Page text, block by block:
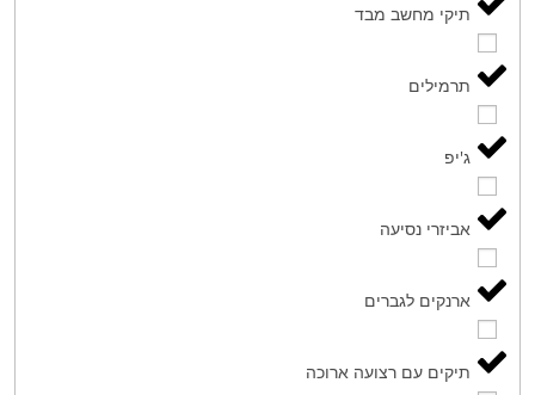
תיקי מחשב מבד
תרמילים
ג'יפ
אביזרי נסיעה
ארנקים לגברים
תיקים עם רצועה ארוכה